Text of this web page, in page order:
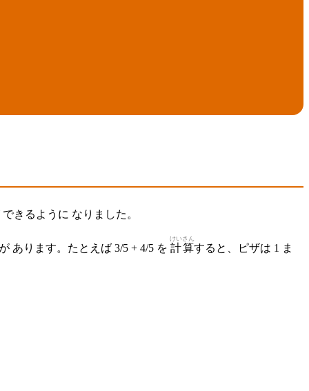
できるように なりました。
あります。たとえば 3/5 + 4/5 を 計算
けいさん
すると、ピザは 1 ま